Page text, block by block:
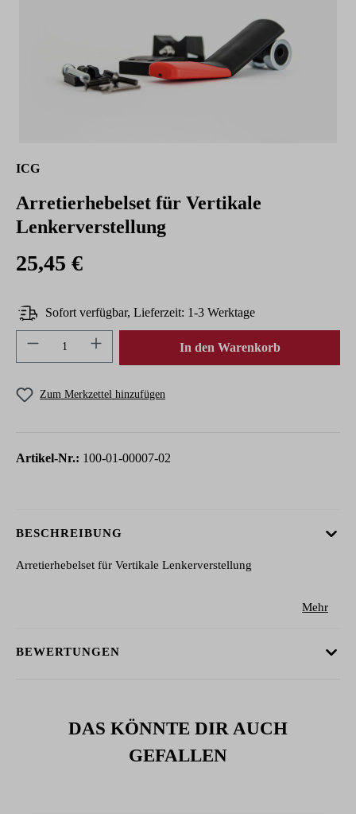
ICG
Arretierhebelset für Vertikale
Lenkerverstellung
25,45 €
Sofort verfügbar, Lieferzeit: 1-3 Werktage
Produkt Anzahl: Gib den gewünschten Wert
In den Warenkorb
Zum Merkzettel hinzufügen
Artikel-Nr.: 100-01-00007-02
BESCHREIBUNG
Arretierhebelset für Vertikale Lenkerverstellung
Mehr
BEWERTUNGEN
DAS KÖNNTE DIR AUCH
GEFALLEN